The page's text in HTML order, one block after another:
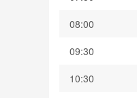
08:00
09:30
10:30